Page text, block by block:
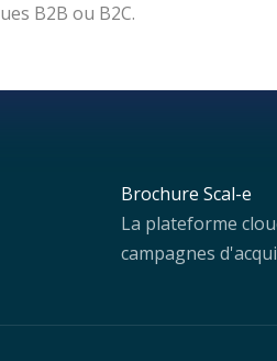
B2B ou B2C.
Brochure Scal-e
La plateforme
campagnes